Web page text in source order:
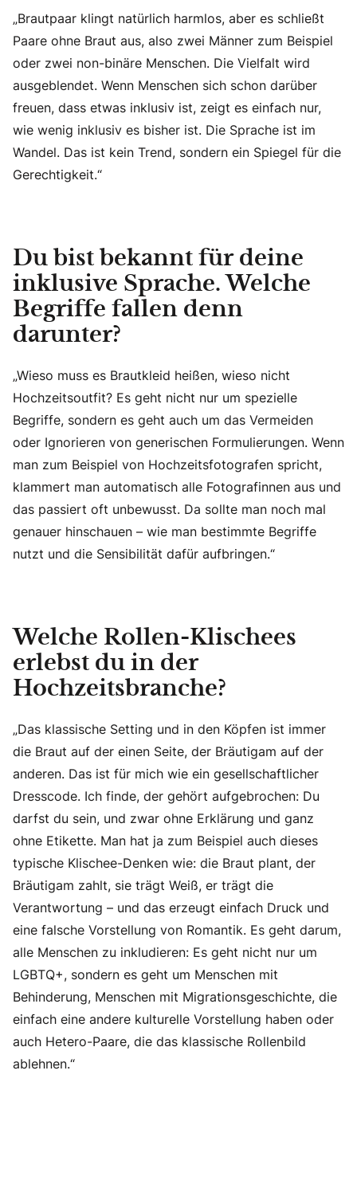
„Brautpaar klingt natürlich harmlos, aber es schließt
Paare ohne Braut aus, also zwei Männer zum Beispiel
oder zwei non-binäre Menschen. Die Vielfalt wird
ausgeblendet. Wenn Menschen sich schon darüber
freuen, dass etwas inklusiv ist, zeigt es einfach nur,
wie wenig inklusiv es bisher ist. Die Sprache ist im
Wandel. Das ist kein Trend, sondern ein Spiegel für die
Gerechtigkeit.“
Du bist bekannt für deine
inklusive Sprache. Welche
Begriffe fallen denn
darunter?
„Wieso muss es Brautkleid heißen, wieso nicht
Hochzeitsoutfit? Es geht nicht nur um spezielle
Begriffe, sondern es geht auch um das Vermeiden
oder Ignorieren von generischen Formulierungen. Wenn
man zum Beispiel von Hochzeitsfotografen spricht,
klammert man automatisch alle Fotografinnen aus und
das passiert oft unbewusst. Da sollte man noch mal
genauer hinschauen – wie man bestimmte Begriffe
nutzt und die Sensibilität dafür aufbringen.“
Welche Rollen-Klischees
erlebst du in der
Hochzeitsbranche?
„Das klassische Setting und in den Köpfen ist immer
die Braut auf der einen Seite, der Bräutigam auf der
anderen. Das ist für mich wie ein gesellschaftlicher
Dresscode. Ich finde, der gehört aufgebrochen: Du
darfst du sein, und zwar ohne Erklärung und ganz
ohne Etikette. Man hat ja zum Beispiel auch dieses
typische Klischee-Denken wie: die Braut plant, der
Bräutigam zahlt, sie trägt Weiß, er trägt die
Verantwortung – und das erzeugt einfach Druck und
eine falsche Vorstellung von Romantik. Es geht darum,
alle Menschen zu inkludieren: Es geht nicht nur um
LGBTQ+, sondern es geht um Menschen mit
Behinderung, Menschen mit Migrationsgeschichte, die
einfach eine andere kulturelle Vorstellung haben oder
auch Hetero-Paare, die das klassische Rollenbild
ablehnen.“